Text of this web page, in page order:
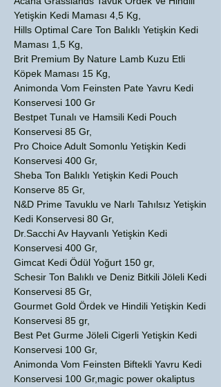
Yetişkin Kedi Maması 4,5 Kg,
Hills Optimal Care Ton Balıklı Yetişkin Kedi
Maması 1,5 Kg,
Brit Premium By Nature Lamb Kuzu Etli
Köpek Maması 15 Kg,
Animonda Vom Feinsten Pate Yavru Kedi
Konservesi 100 Gr
Bestpet Tunalı ve Hamsili Kedi Pouch
Konservesi 85 Gr,
Pro Choice Adult Somonlu Yetişkin Kedi
Konservesi 400 Gr,
Sheba Ton Balıklı Yetişkin Kedi Pouch
Konserve 85 Gr,
N&D Prime Tavuklu ve Narlı Tahılsız Yetişkin
Kedi Konservesi 80 Gr,
Dr.Sacchi Av Hayvanlı Yetişkin Kedi
Konservesi 400 Gr,
Gimcat Kedi Ödül Yoğurt 150 gr,
Schesir Ton Balıklı ve Deniz Bitkili Jöleli Kedi
Konservesi 85 Gr,
Gourmet Gold Ördek ve Hindili Yetişkin Kedi
Konservesi 85 gr,
Best Pet Gurme Jöleli Cigerli Yetişkin Kedi
Konservesi 100 Gr,
Animonda Vom Feinsten Biftekli Yavru Kedi
Konservesi 100 Gr,magic power okaliptus